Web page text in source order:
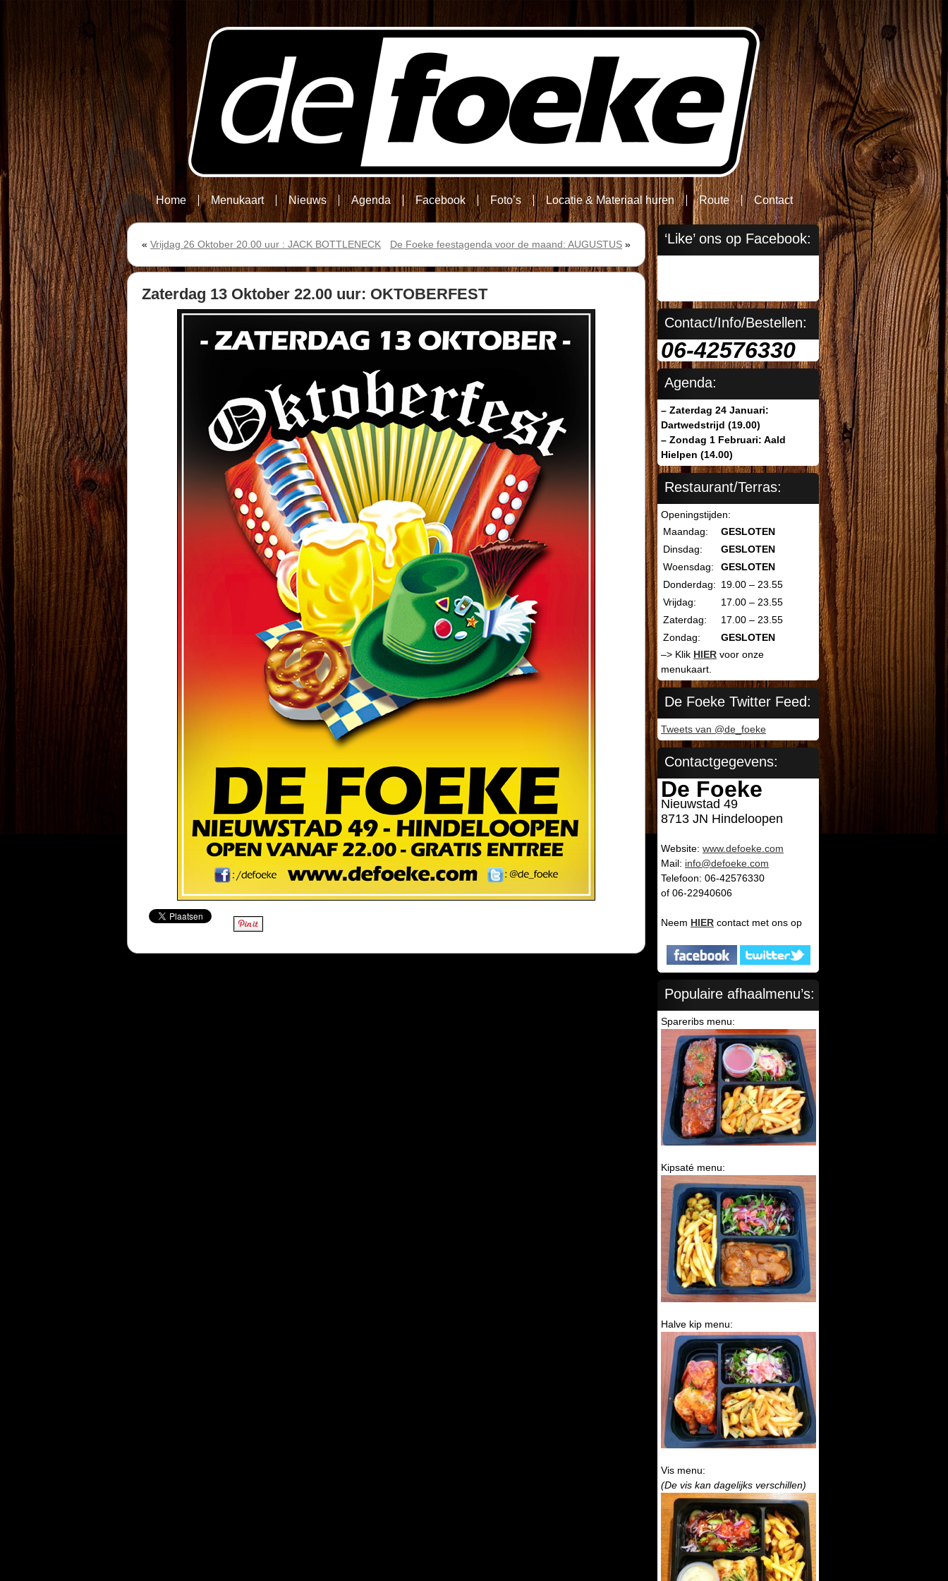
Home Menukaart Nieuws Agenda Facebook Foto’s Locatie & Materiaal huren Route Contact
« Vrijdag 26 Oktober 20.00 uur : JACK BOTTLENECK De Foeke feestagenda voor de maand: AUGUSTUS »
Zaterdag 13 Oktober 22.00 uur: OKTOBERFEST
‘Like’ ons op Facebook:
Contact/Info/Bestellen:
06-42576330
Agenda:
– Zaterdag 24 Januari:
Dartwedstrijd (19.00)
– Zondag 1 Februari: Aald
Hielpen (14.00)
Restaurant/Terras:
Openingstijden:
Maandag:
GESLOTEN
Dinsdag:
GESLOTEN
Woensdag:
GESLOTEN
Donderdag: 19.00 – 23.55
Vrijdag:
17.00 – 23.55
Zaterdag:
17.00 – 23.55
Zondag:
GESLOTEN
–> Klik HIER voor onze
menukaart.
De Foeke Twitter Feed:
Tweets van @de_foeke
Contactgegevens:
De Foeke
Nieuwstad 49
8713 JN Hindeloopen
Website: www.defoeke.com
Mail: info@defoeke.com
Telefoon: 06-42576330
of 06-22940606
Neem HIER contact met ons op
Populaire afhaalmenu’s:
Spareribs menu:
Kipsaté menu:
Halve kip menu:
Vis menu:
(De vis kan dagelijks verschillen)